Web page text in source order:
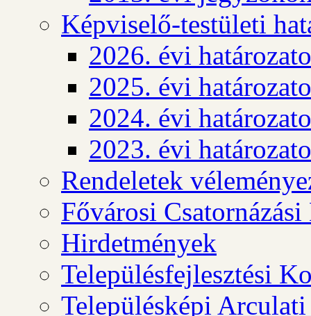
Képviselő-testületi
2026. évi
2025. évi
2024. évi
2023. évi
Rendeletek
Fővárosi
Hirdetmények
Településfejlesztési
Településképi